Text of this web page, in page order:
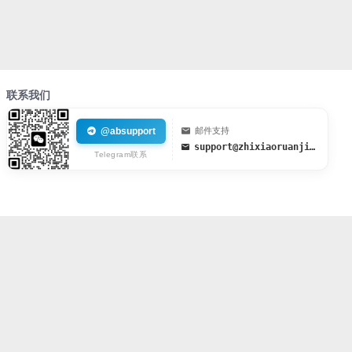
联系我们
@absupport
Telegram联系
邮件支持
support@zhixiaoruanjian.org